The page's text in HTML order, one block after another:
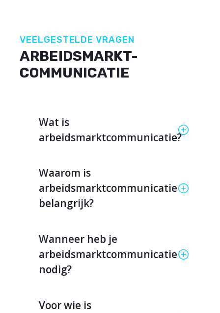
VEELGESTELDE VRAGEN
ARBEIDSMARKT-
COMMUNICATIE
Wat is
arbeidsmarktcommunicatie?
Waarom is
arbeidsmarktcommunicatie
belangrijk?
Wanneer heb je
arbeidsmarktcommunicatie
nodig?
Voor wie is